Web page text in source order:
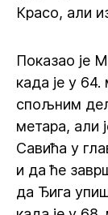
Красо, али
Показао је
када је у
спољним
метара, али
Савића у
и да ће
да Ђига